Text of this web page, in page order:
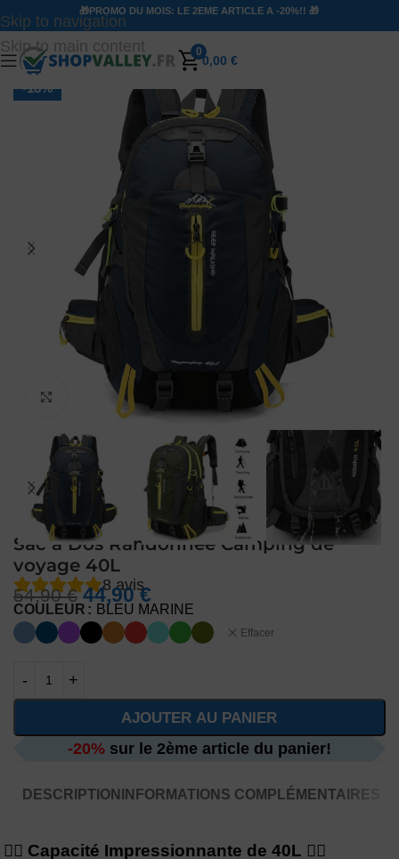
Skip to navigation
Skip to main content
🎁PROMO DU MOIS: LE 2EME ARTICLE A -20%!! 🎁
0
0,00 €
-18%
Agrandir
Sac a Dos Randonnée Camping de
voyage 40L
8avis
54,90€ 44,90€
COULEUR BLEU MARINE
Effacer
AJOUTER AU PANIER
-20% sur le 2ème article du panier!
DESCRIPTION INFORMATIONS COMPLÉMENTAIRES
🚶‍♂️ Capacité Impressionnante de 40L 🚶‍♀️